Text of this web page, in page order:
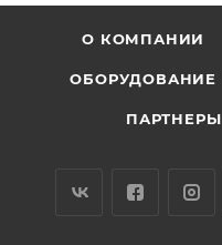
О КОМПАНИИ
ОБОРУДОВАНИЕ
ПАРТНЕРЫ